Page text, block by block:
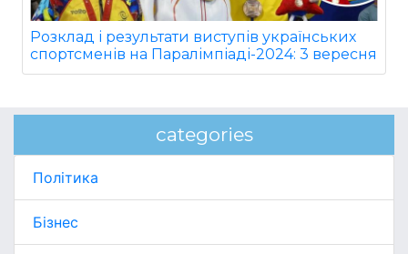
Розклад і результати виступів українських
спортсменів на Паралімпіаді-2024: 3 вересня
categories
Політика
Бізнес